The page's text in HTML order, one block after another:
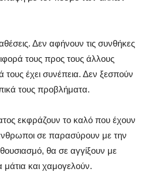
Δεν αφήνουν τις συνθήκες
τους προς τους άλλους
έχει συνέπεια. Δεν ξεσπούν
τους προβλήματα.
εκφράζουν το καλό που έχουν
σε παρασύρουν με την
θα σε αγγίξουν με
μάτια και χαμογελούν.